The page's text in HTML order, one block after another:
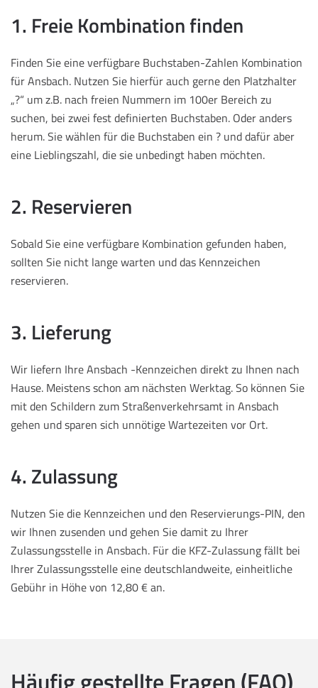
1. Freie Kombination finden
Finden Sie eine verfügbare Buchstaben-Zahlen Kombination
für Ansbach. Nutzen Sie hierfür auch gerne den Platzhalter
„?“ um z.B. nach freien Nummern im 100er Bereich zu
suchen, bei zwei fest definierten Buchstaben. Oder anders
herum. Sie wählen für die Buchstaben ein ? und dafür aber
eine Lieblingszahl, die sie unbedingt haben möchten.
2. Reservieren
Sobald Sie eine verfügbare Kombination gefunden haben,
sollten Sie nicht lange warten und das Kennzeichen
reservieren.
3. Lieferung
Wir liefern Ihre Ansbach -Kennzeichen direkt zu Ihnen nach
Hause. Meistens schon am nächsten Werktag. So können Sie
mit den Schildern zum Straßenverkehrsamt in Ansbach
gehen und sparen sich unnötige Wartezeiten vor Ort.
4. Zulassung
Nutzen Sie die Kennzeichen und den Reservierungs-PIN, den
wir Ihnen zusenden und gehen Sie damit zu Ihrer
Zulassungsstelle in Ansbach. Für die KFZ-Zulassung fällt bei
Ihrer Zulassungsstelle eine deutschlandweite, einheitliche
Gebühr in Höhe von 12,80 € an.